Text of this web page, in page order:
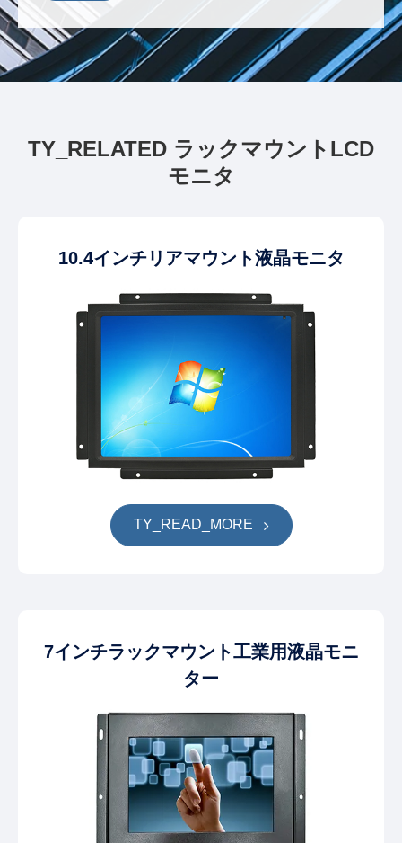
TY_RELATED ラックマウントLCD
モニタ
10.4インチリアマウント液晶モニタ
TY_READ_MORE
7インチラックマウント工業用液晶モニ
ター